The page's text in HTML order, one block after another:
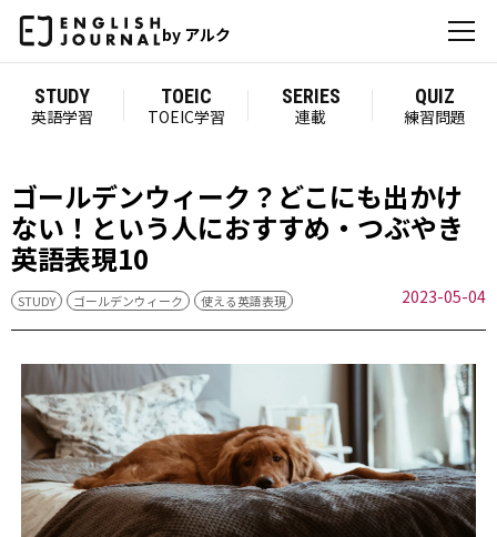
by アルク
STUDY
英語学習
TOEIC
TOEIC学習
SERIES
連載
QUIZ
練習問題
ゴールデンウィーク？どこにも出かけ
ない！という人におすすめ・つぶやき
英語表現10
STUDY ゴールデンウィーク 使える英語表現 2023-05-04